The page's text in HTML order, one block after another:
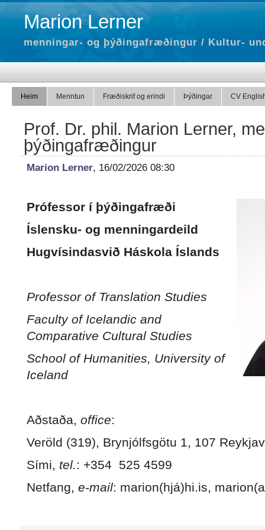
Marion Lerner
menningar- og þýðingafræðingur / Kultur-
Heim Menntun Fræðiskrif og erindi Þýðingar CV
Prof. Dr. phil. Marion Lerner,
þýðingafræðingur
Marion Lerner, 16/02/2026 08:30
Prófessor í þýðingafræði
Íslensku- og menningardeild
Hugvísindasvið Háskola Íslands
Professor of Translation Studies
Faculty of Icelandic and
Comparative Cultural Studies
School of Humanities, University of
Iceland
Aðstaða, office:
Veröld (319), Brynjólfsgötu 1, 107
Sími, tel.: +354 525 4599
Netfang, e-mail: marion(hjá)hi.is,